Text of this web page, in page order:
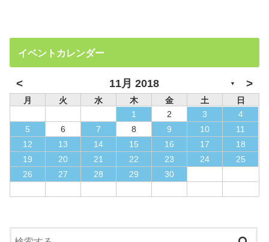
イベントカレンダー
< 11月 2018 ▼ >
月 火 水 木 金 土
日
1
2 3
4
5
6 7 8 9 10
11
12
13 14 15 16 17
18
19
20 21 22 23 24
25
26
27 28 29 30